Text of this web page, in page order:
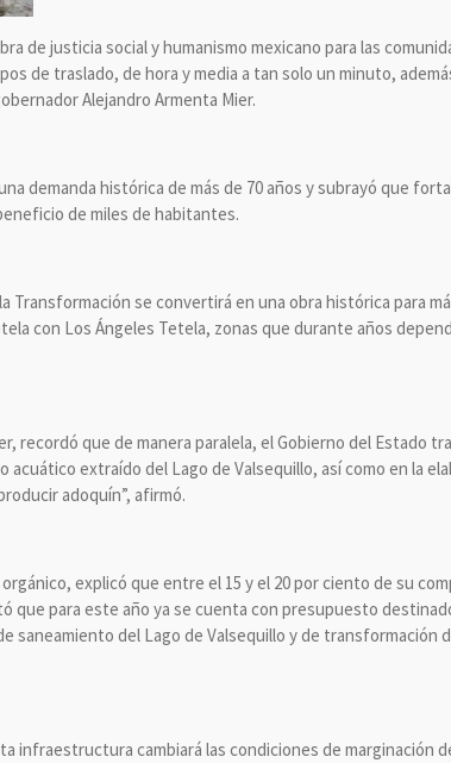
de justicia social y humanismo mexicano para las
de traslado, de hora y media a tan solo un minuto,
Alejandro Armenta Mier.
demanda histórica de más de 70 años y subrayó que
de miles de habitantes.
Transformación se convertirá en una obra histórica para
con Los Ángeles Tetela, zonas que durante años
recordó que de manera paralela, el Gobierno del Estado
extraído del Lago de Valsequillo, así como en la
adoquín”, afirmó.
explicó que entre el 15 y el 20 por ciento de su
que para este año ya se cuenta con presupuesto
saneamiento del Lago de Valsequillo y de transformación
infraestructura cambiará las condiciones de marginación